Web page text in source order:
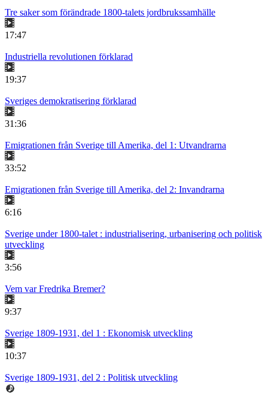
Tre saker som förändrade 1800-talets jordbrukssamhälle
17:47
Industriella revolutionen förklarad
19:37
Sveriges demokratisering förklarad
31:36
Emigrationen från Sverige till Amerika, del 1: Utvandrarna
33:52
Emigrationen från Sverige till Amerika, del 2: Invandrarna
6:16
Sverige under 1800-talet : industrialisering, urbanisering och politisk
utveckling
3:56
Vem var Fredrika Bremer?
9:37
Sverige 1809-1931, del 1 : Ekonomisk utveckling
10:37
Sverige 1809-1931, del 2 : Politisk utveckling